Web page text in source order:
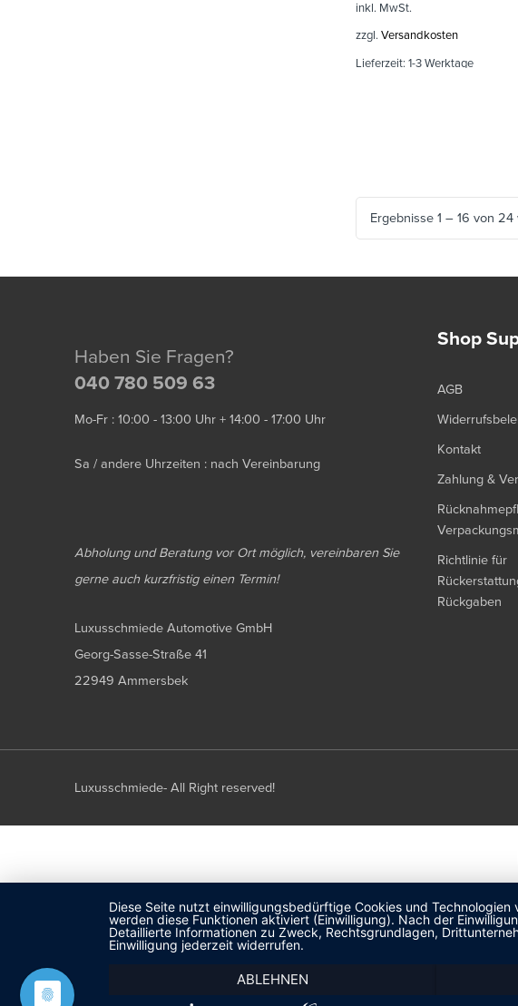
inkl. MwSt.
zzgl. Versandkosten
Lieferzeit: 1-3 Werktage
Ergebnisse 1 – 16 von
Haben Sie Fragen?
040 780 509 63
Mo-Fr : 10:00 - 13:00 Uhr + 14:00 - 17:00 Uhr
Sa / andere Uhrzeiten : nach Vereinbarung
Abholung und Beratung vor Ort möglich, vereinbaren Sie
gerne auch kurzfristig einen Termin!
Luxusschmiede Automotive GmbH
Georg-Sasse-Straße 41
22949 Ammersbek
Shop
AGB
Kontakt
Zahlung &
Richtlinie für
Rückgaben
Luxusschmiede- All Right reserved!
Diese Seite nutzt einwilligungsbedürftige Cookies und
werden diese Funktionen aktiviert (Einwilligung). Nach der
Detaillierte Informationen zu Zweck, Rechtsgrundlagen,
Einwilligung jederzeit widerrufen.
ABLEHNEN